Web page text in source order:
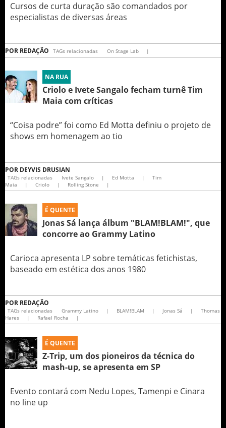
Cursos de curta duração são comandados por
especialistas de diversas áreas
POR REDAÇÃO TAGs relacionadas On Stage Lab |
NA RUA
Criolo e Ivete Sangalo fecham turnê Tim
Maia com críticas
“Coisa podre” foi como Ed Motta definiu o projeto de
shows em homenagem ao tio
POR DEYVIS DRUSIAN
TAGs relacionadas Ivete Sangalo | Ed Motta |
Tim
Maia
| Criolo | Rolling Stone |
É QUENTE
Jonas Sá lança álbum "BLAM!BLAM!", que
concorre ao Grammy Latino
Carioca apresenta LP sobre temáticas fetichistas,
baseado em estética dos anos 1980
POR REDAÇÃO
TAGs relacionadas Grammy Latino | BLAM!BLAM | Jonas Sá |
Thomas
Hares
| Rafael Rocha |
É QUENTE
Z-Trip, um dos pioneiros da técnica do
mash-up, se apresenta em SP
Evento contará com Nedu Lopes, Tamenpi e Cinara
no line up